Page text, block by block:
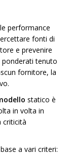
performance
fonti di
e prevenire
tenuto
fornitore, la
statico è
in volta in
criticità
a vari criteri: